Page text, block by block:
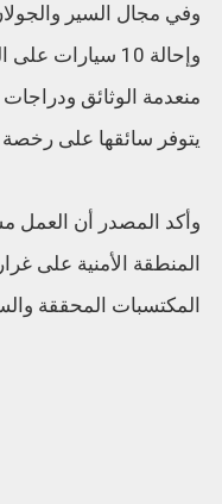
منعدمة الوثائق ودراجات
يتوفر سائقها على رخصة
وأكد المصدر أن العمل
المنطقة الأمنية على
المكتسبات المحققة